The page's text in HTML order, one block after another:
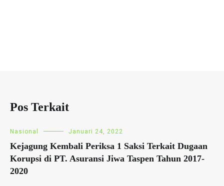
Pos Terkait
Nasional Januari 24, 2022
Kejagung Kembali Periksa 1 Saksi Terkait Dugaan
Korupsi di PT. Asuransi Jiwa Taspen Tahun 2017-
2020